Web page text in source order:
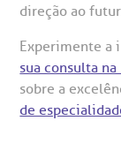
direção ao
Experimente a
sua consulta na
sobre a
de